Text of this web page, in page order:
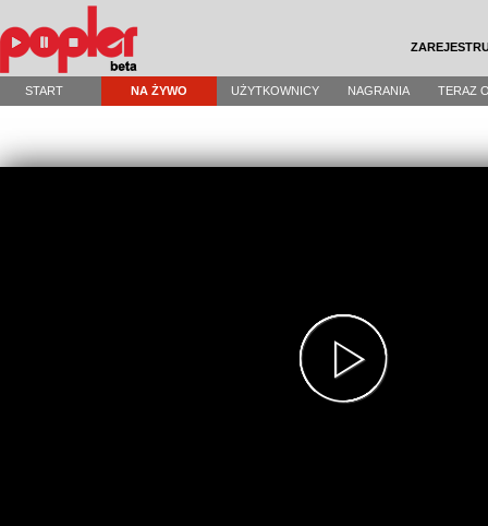
START NA ŻYWO UŻYTKOWNICY NAGRANIA TERAZ